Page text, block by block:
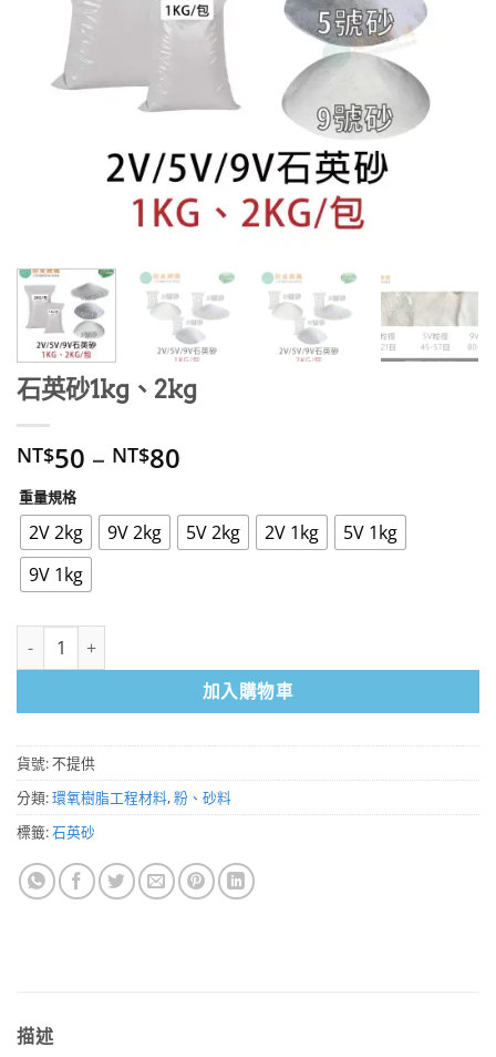
石英砂1kg、2kg
NT$50 – NT$80
重量規格
2V 2kg 9V 2kg 5V 2kg 2V 1kg
5V 1kg
9V 1kg
石英砂1kg、2kg 數量
加入購物車
貨號:不提供
分類:環氧樹脂工程材料,粉、砂料
標籤:石英砂
描述